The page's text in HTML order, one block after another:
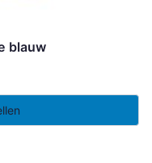
blauw